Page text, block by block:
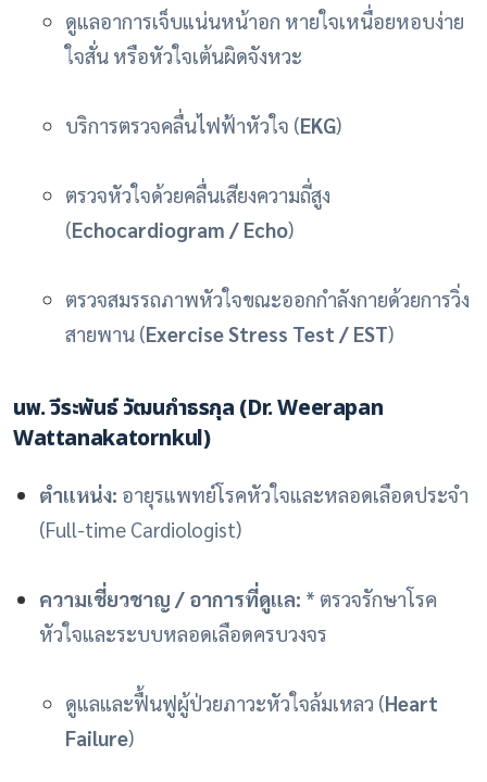
ดูแลอาการเจ็บแน่นหน้าอก หายใจเหนื่อยหอบง่าย
ใจสั่น หรือหัวใจเต้นผิดจังหวะ
บริการตรวจคลื่นไฟฟ้าหัวใจ (EKG)
ตรวจหัวใจด้วยคลื่นเสียงความถี่สูง
(Echocardiogram / Echo)
ตรวจสมรรถภาพหัวใจขณะออกกำลังกายด้วยการวิ่ง
สายพาน (Exercise Stress Test / EST)
นพ. วีระพันธ์ วัฒนกำธรกุล (Dr. Weerapan
Wattanakatornkul)
ตำแหน่ง: อายุรแพทย์โรคหัวใจและหลอดเลือดประจำ
(Full-time Cardiologist)
ความเชี่ยวชาญ / อาการที่ดูแล: * ตรวจรักษาโรค
หัวใจและระบบหลอดเลือดครบวงจร
ดูแลและฟื้นฟูผู้ป่วยภาวะหัวใจล้มเหลว (Heart
Failure)